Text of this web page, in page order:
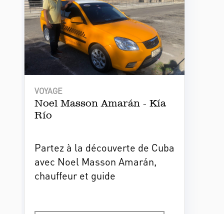
VOYAGE
Noel Masson Amarán - Kía
Río
Partez à la découverte de Cuba
avec Noel Masson Amarán,
chauffeur et guide